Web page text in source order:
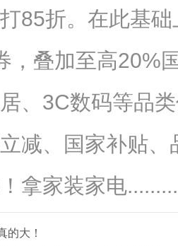
85折。在此基
，叠加至高20%
、3C数码等品
减、国家补贴
拿家装家电.........
的大！